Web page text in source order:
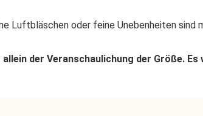
Luftbläschen oder feine Unebenheiten sind
der Veranschaulichung der Größe.